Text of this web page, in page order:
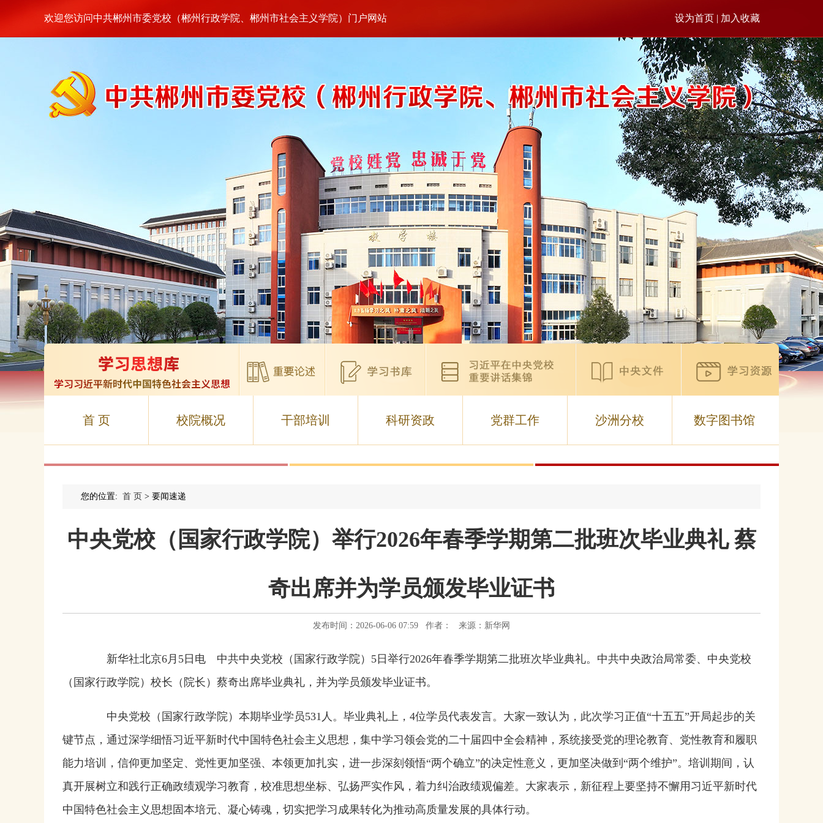
欢迎您访问中共郴州市委党校（郴州行政学院、郴州市社会主义学院）门户网站 设为首页 | 加入收藏
首 页 校院概况 干部培训 科研资政 党群工作 沙洲分校 数字图书馆
您的位置: 首 页 > 要闻速递
中央党校（国家行政学院）举行2026年春季学期第二批班次毕业典礼 蔡
奇出席并为学员颁发毕业证书
发布时间：2026-06-06 07:59 作者： 来源：新华网
新华社北京6月5日电 中共中央党校（国家行政学院）5日举行2026年春季学期第二批班次毕业典礼。中共中央政治局常委、中央党校
（国家行政学院）校长（院长）蔡奇出席毕业典礼，并为学员颁发毕业证书。
中央党校（国家行政学院）本期毕业学员531人。毕业典礼上，4位学员代表发言。大家一致认为，此次学习正值“十五五”开局起步的关
键节点，通过深学细悟习近平新时代中国特色社会主义思想，集中学习领会党的二十届四中全会精神，系统接受党的理论教育、党性教育和履职
能力培训，信仰更加坚定、党性更加坚强、本领更加扎实，进一步深刻领悟“两个确立”的决定性意义，更加坚决做到“两个维护”。培训期间，认
真开展树立和践行正确政绩观学习教育，校准思想坐标、弘扬严实作风，着力纠治政绩观偏差。大家表示，新征程上要坚持不懈用习近平新时代
中国特色社会主义思想固本培元、凝心铸魂，切实把学习成果转化为推动高质量发展的具体行动。